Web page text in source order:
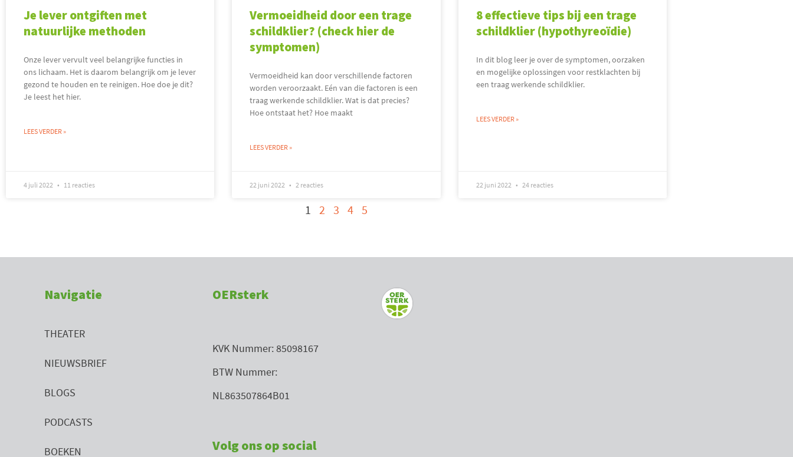
Je lever ontgiften met
natuurlijke methoden
Onze lever vervult veel belangrijke functies in
ons lichaam. Het is daarom belangrijk om je lever
gezond te houden en te reinigen. Hoe doe je dit?
Je leest het hier.
LEES VERDER »
4 juli 2022 11 reacties
Vermoeidheid door een trage
schildklier? (check hier de
symptomen)
Vermoeidheid kan door verschillende factoren
worden veroorzaakt. Eén van die factoren is een
traag werkende schildklier. Wat is dat precies?
Hoe ontstaat het? Hoe maakt
LEES VERDER »
22 juni 2022 2 reacties
8 effectieve tips bij een trage
schildklier (hypothyreoïdie)
In dit blog leer je over de symptomen, oorzaken
en mogelijke oplossingen voor restklachten bij
een traag werkende schildklier.
LEES VERDER »
22 juni 2022 24 reacties
1 2 3 4 5
Navigatie
THEATER
NIEUWSBRIEF
BLOGS
PODCASTS
BOEKEN
OERsterk
KVK Nummer: 85098167
BTW Nummer:
NL863507864B01
Volg ons op social